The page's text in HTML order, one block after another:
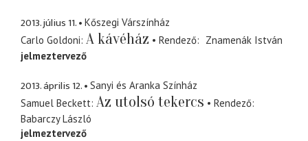
2013. július 11.
Kőszegi Várszínház
Carlo Goldoni A kávéház Rendező
Znamenák István
jelmeztervező
2013. április 12.
Sanyi és Aranka Színház
Samuel Beckett Az utolsó tekercs
Rendező
Babarczy László
jelmeztervező